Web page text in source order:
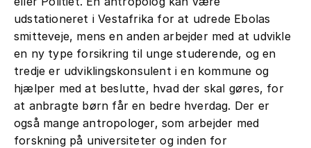
udstationeret i Vestafrika for at udrede Ebolas
smitteveje, mens en anden arbejder med at udvikle
en ny type forsikring til unge studerende, og en
tredje er udviklingskonsulent i en kommune og
hjælper med at beslutte, hvad der skal gøres, for
at anbragte børn får en bedre hverdag. Der er
også mange antropologer, som arbejder med
forskning på universiteter og inden for